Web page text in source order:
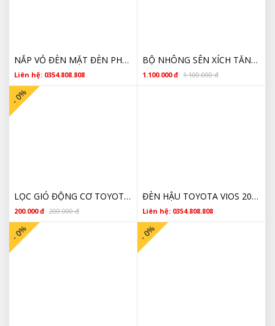
NẮP VỎ ĐÈN MẶT ĐÈN PHA TOYOTA VIOS 2014 2015 2016 2017
Liên hệ: 0354.808.808
BỘ NHÔNG SÊN XÍCH TĂNG TỲ TĂNG CAM TOYOTA COROLLA ALTIS 2004 2005 2006 2007 2008 2009 2010 2011 2012 2013 2014
1.100.000 đ 1.100.000 đ
LỌC GIÓ ĐỘNG CƠ TOYOTA VIOS 17801OT020 2003-2013
200.000 đ 200.000 đ
- 0%
ĐÈN HẬU TOYOTA VIOS 2003 2004 2005 GIÁ RẺ
Liên hệ: 0354.808.808
- 0% - 0%